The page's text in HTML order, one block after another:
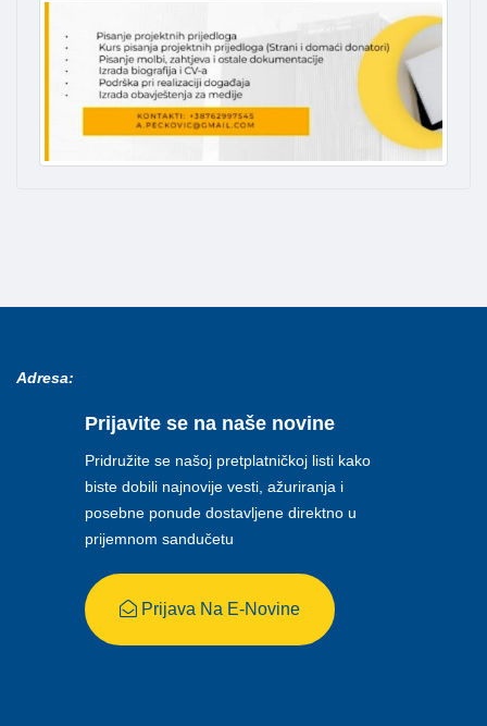
Adresa:
Prijavite se na naše novine
Pridružite se našoj pretplatničkoj listi kako
biste dobili najnovije vesti, ažuriranja i
posebne ponude dostavljene direktno u
prijemnom sandučetu
Prijava Na E-Novine